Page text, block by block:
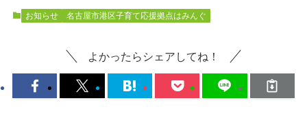
お知らせ 名古屋市港区子育て応援拠点はみんぐ
よかったらシェアしてね！